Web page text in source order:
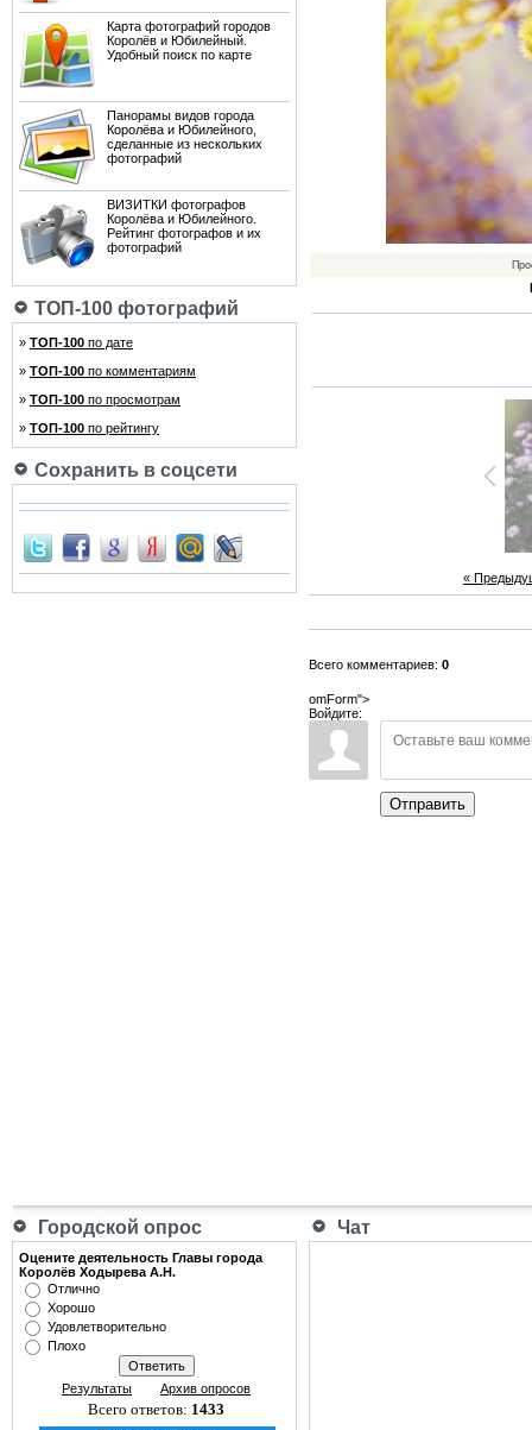
Карта фотографий городов
Королёв и Юбилейный.
Удобный поиск по карте
Панорамы видов города
Королёва и Юбилейного,
сделанные из нескольких
фотографий
ВИЗИТКИ фотографов
Королёва и Юбилейного.
Рейтинг фотографов и их
фотографий
ТОП-100 фотографий
» ТОП-100 по дате
» ТОП-100 по комментариям
» ТОП-100 по просмотрам
» ТОП-100 по рейтингу
Сохранить в соцсети
«
Всего комментариев: 0
omForm">
Войдите:
Отправить
Городской опрос Чат
Оцените деятельность Главы города
Королёв Ходырева А.Н.
Отлично
Хорошо
Удовлетворительно
Плохо
Результаты Архив опросов
Всего ответов: 1433